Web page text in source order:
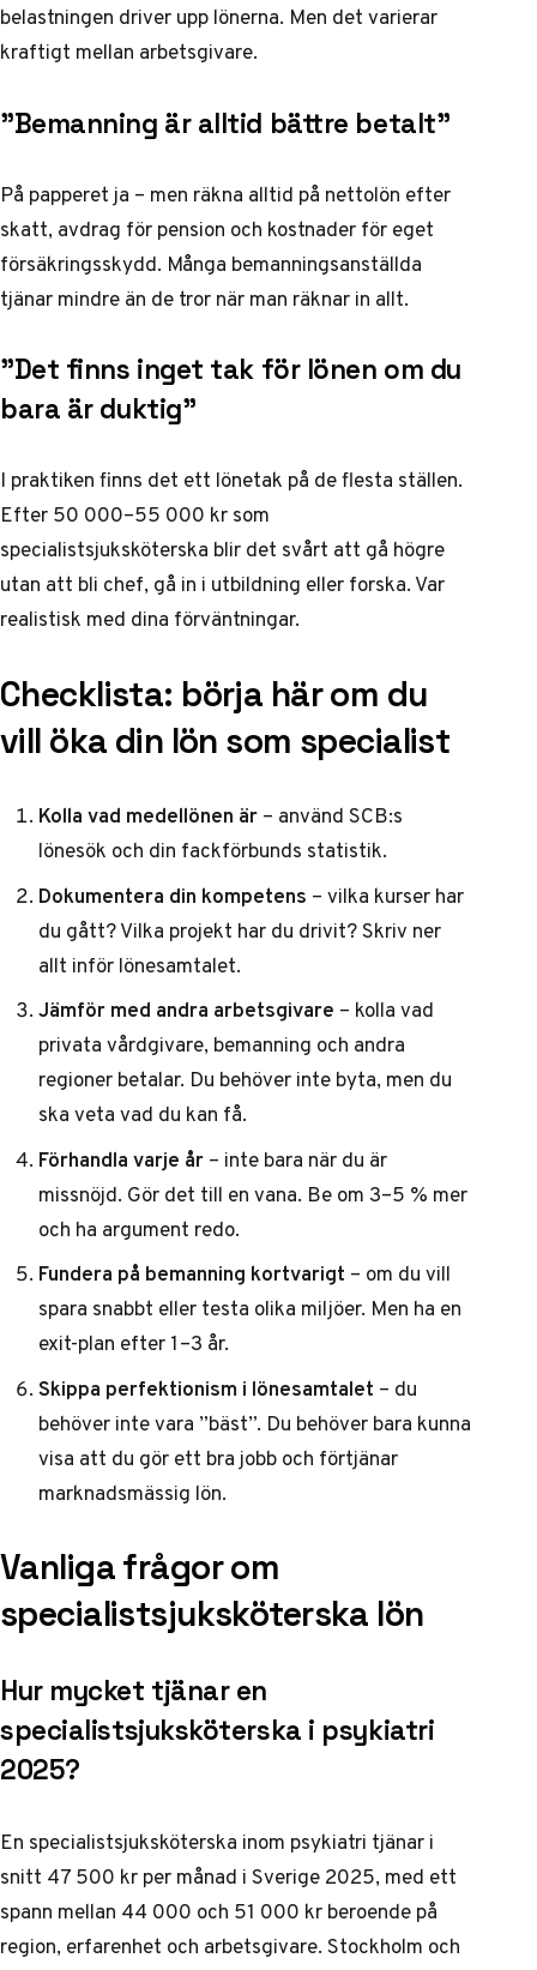
belastningen driver upp lönerna. Men det varierar
kraftigt mellan arbetsgivare.
”Bemanning är alltid bättre betalt”
På papperet ja – men räkna alltid på nettolön efter
skatt, avdrag för pension och kostnader för eget
försäkringsskydd. Många bemanningsanställda
tjänar mindre än de tror när man räknar in allt.
”Det finns inget tak för lönen om du
bara är duktig”
I praktiken finns det ett lönetak på de flesta ställen.
Efter 50 000–55 000 kr som
specialistsjuksköterska blir det svårt att gå högre
utan att bli chef, gå in i utbildning eller forska. Var
realistisk med dina förväntningar.
Checklista: börja här om du
vill öka din lön som specialist
Kolla vad medellönen är– användSCB:s
lönesök och din fackförbunds statistik.
Dokumentera din kompetens – vilka kurser har
du gått? Vilka projekt har du drivit? Skriv ner
allt inför lönesamtalet.
Jämför med andra arbetsgivare – kolla vad
privata vårdgivare, bemanning och andra
regioner betalar. Du behöver inte byta, men du
ska veta vad du kan få.
Förhandla varje år– inte bara när du är
missnöjd. Gör det till en vana. Be om 3–5 % mer
och ha argument redo.
Fundera på bemanning kortvarigt – om du vill
spara snabbt eller testa olika miljöer. Men ha en
exit-plan efter 1–3 år.
Skippa perfektionism i lönesamtalet – du
behöver inte vara ”bäst”. Du behöver bara kunna
visa att du gör ett bra jobb och förtjänar
marknadsmässig lön.
Vanliga frågor om
specialistsjuksköterska lön
Hur mycket tjänar en
specialistsjuksköterska i psykiatri
2025?
En specialistsjuksköterska inom psykiatri tjänar i
snitt 47 500 kr per månad i Sverige 2025, med ett
spann mellan 44 000 och 51 000 kr beroende på
region, erfarenhet och arbetsgivare. Stockholm och